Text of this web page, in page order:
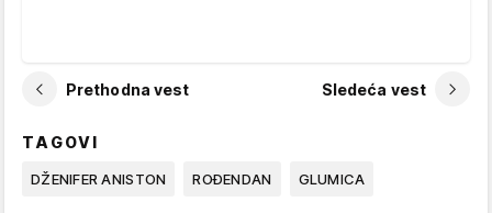
Prethodna vest Sledeća vest
TAGOVI
DŽENIFER ANISTON ROĐENDAN GLUMICA